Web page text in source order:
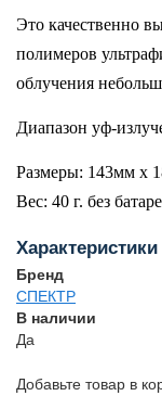
Это качественно
полимеров
облучения
Диапазон уф-
Размеры: 143мм х
Вес: 40 г. без
Характеристики
Бренд
СПЕКТР
В наличии
Да
Добавьте товар в